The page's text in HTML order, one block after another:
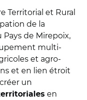
Territorial et Rural
de la
de Mirepoix,
multi-
et agro-
et en lien étroit
un
en